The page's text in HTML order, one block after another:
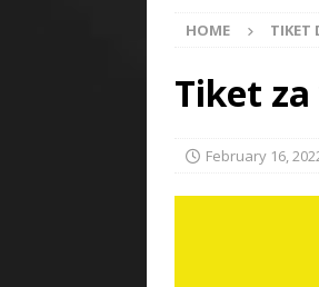
HOME TIKET
Tiket za
February 16,